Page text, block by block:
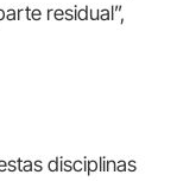
residual”,
disciplinas